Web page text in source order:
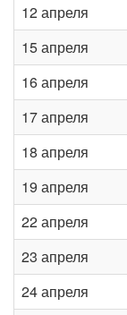
12 апреля
15 апреля
16 апреля
17 апреля
18 апреля
19 апреля
22 апреля
23 апреля
24 апреля